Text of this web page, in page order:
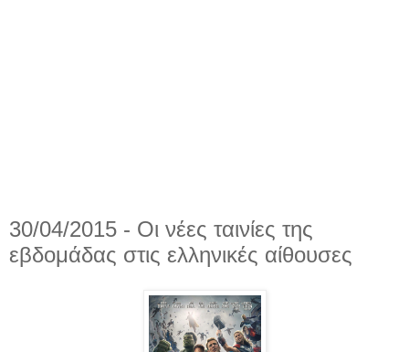
30/04/2015 - Οι νέες ταινίες της
εβδομάδας στις ελληνικές αίθουσες